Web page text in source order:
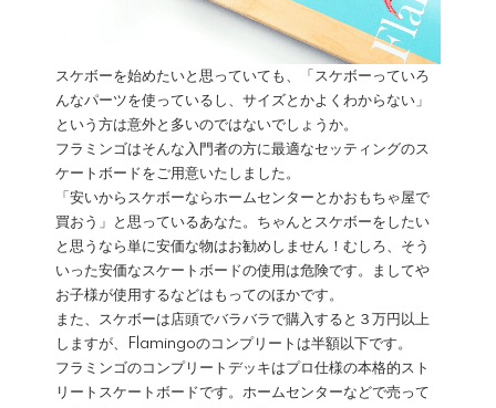
スケボーを始めたいと思っていても、「スケボーっていろ
んなパーツを使っているし、サイズとかよくわからない」
という方は意外と多いのではないでしょうか。
フラミンゴはそんな入門者の方に最適なセッティングのス
ケートボードをご用意いたしました。
「安いからスケボーならホームセンターとかおもちゃ屋で
買おう」と思っているあなた。ちゃんとスケボーをしたい
と思うなら単に安価な物はお勧めしません！むしろ、そう
いった安価なスケートボードの使用は危険です。ましてや
お子様が使用するなどはもってのほかです。
また、スケボーは店頭でバラバラで購入すると３万円以上
しますが、Flamingoのコンプリートは半額以下です。
フラミンゴのコンプリートデッキはプロ仕様の本格的スト
リートスケートボードです。ホームセンターなどで売って